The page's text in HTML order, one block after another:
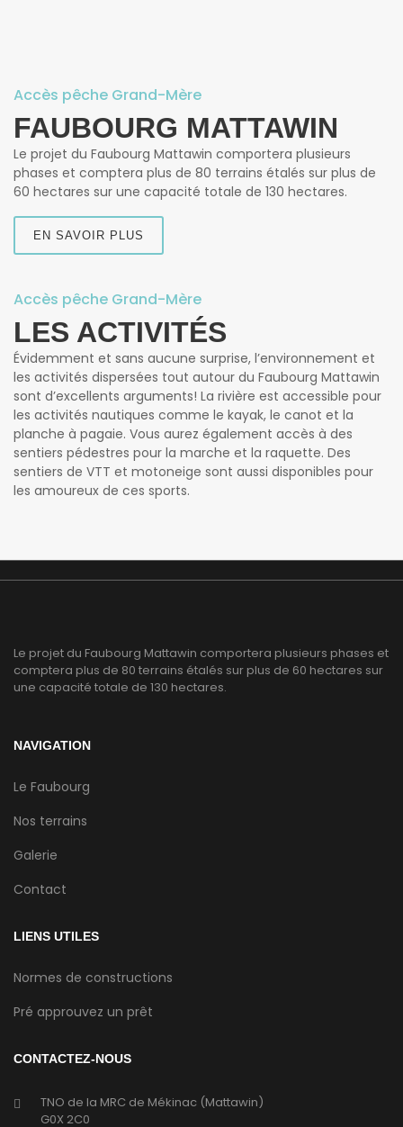
Accès pêche Grand-Mère
FAUBOURG MATTAWIN
Le projet du Faubourg Mattawin comportera plusieurs
phases et comptera plus de 80 terrains étalés sur plus de
60 hectares sur une capacité totale de 130 hectares.
EN SAVOIR PLUS
Accès pêche Grand-Mère
LES ACTIVITÉS
Évidemment et sans aucune surprise, l’environnement et
les activités dispersées tout autour du Faubourg Mattawin
sont d’excellents arguments! La rivière est accessible pour
les activités nautiques comme le kayak, le canot et la
planche à pagaie. Vous aurez également accès à des
sentiers pédestres pour la marche et la raquette. Des
sentiers de VTT et motoneige sont aussi disponibles pour
les amoureux de ces sports.
Le projet du Faubourg Mattawin comportera plusieurs phases et
comptera plus de 80 terrains étalés sur plus de 60 hectares sur
une capacité totale de 130 hectares.
NAVIGATION
Le Faubourg
Nos terrains
Galerie
Contact
LIENS UTILES
Normes de constructions
Pré approuvez un prêt
CONTACTEZ-NOUS
TNO de la MRC de Mékinac (Mattawin)
G0X 2C0